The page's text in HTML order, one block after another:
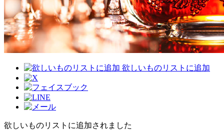
欲しいものリストに追加
欲しいものリストに追加されました